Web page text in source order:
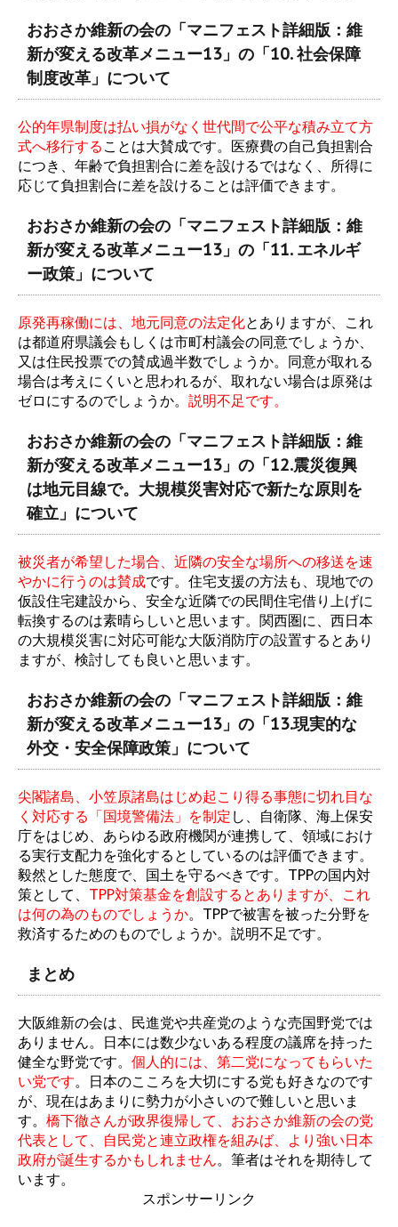
おおさか維新の会の「マニフェスト詳細版：維
新が変える改革メニュー13」の「10. 社会保障
制度改革」について
公的年県制度は払い損がなく世代間で公平な積み立て方
式へ移行する ことは大賛成です。医療費の自己負担割合
につき、年齢で負担割合に差を設けるではなく、所得に
応じて負担割合に差を設けることは評価できます。
おおさか維新の会の「マニフェスト詳細版：維
新が変える改革メニュー13」の「11. エネルギ
ー政策」について
原発再稼働には、地元同意の法定化とありますが、これ
は都道府県議会もしくは市町村議会の同意でしょうか、
又は住民投票での賛成過半数でしょうか。同意が取れる
場合は考えにくいと思われるが、取れない場合は原発は
ゼロにするのでしょうか。 説明不足です。
おおさか維新の会の「マニフェスト詳細版：維
新が変える改革メニュー13」の「12.震災復興
は地元目線で。大規模災害対応で新たな原則を
確立」について
被災者が希望した場合、近隣の安全な場所への移送を速
やかに行うのは賛成です。住宅支援の方法も、現地での
仮設住宅建設から、安全な近隣での民間住宅借り上げに
転換するのは素晴らしいと思います。関西圏に、西日本
の大規模災害に対応可能な大阪消防庁の設置するとあり
ますが、検討しても良いと思います。
おおさか維新の会の「マニフェスト詳細版：維
新が変える改革メニュー13」の「13.現実的な
外交・安全保障政策」について
尖閣諸島、小笠原諸島はじめ起こり得る事態に切れ目な
く対応する「国境警備法」を制定 し、自衛隊、海上保安
庁をはじめ、あらゆる政府機関が連携して、領域におけ
る実行支配力を強化するとしているのは評価できます。
毅然とした態度で、国土を守るべきです。TPPの国内対
策として、 TPP対策基金を創設するとありますが、これ
は何の為のものでしょうか。TPPで被害を被った分野を
救済するためのものでしょうか。説明不足です。
まとめ
大阪維新の会は、民進党や共産党のような売国野党では
ありません。日本には数少ないある程度の議席を持った
健全な野党です。 個人的には、第二党になってもらいた
い党です。日本のこころを大切にする党も好きなのです
が、現在はあまりに勢力が小さいので難しいと思いま
す。 橋下徹さんが政界復帰して、おおさか維新の会の党
代表として、自民党と連立政権を組みば、より強い日本
政府が誕生するかもしれません。筆者はそれを期待して
います。
スポンサーリンク